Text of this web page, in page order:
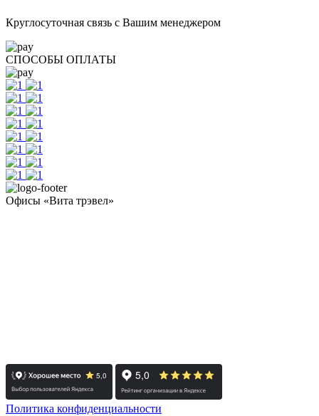
Круглосуточная связь с Вашим менеджером
СПОСОБЫ ОПЛАТЫ
Офисы «Вита трэвел»
Политика конфиденциальности